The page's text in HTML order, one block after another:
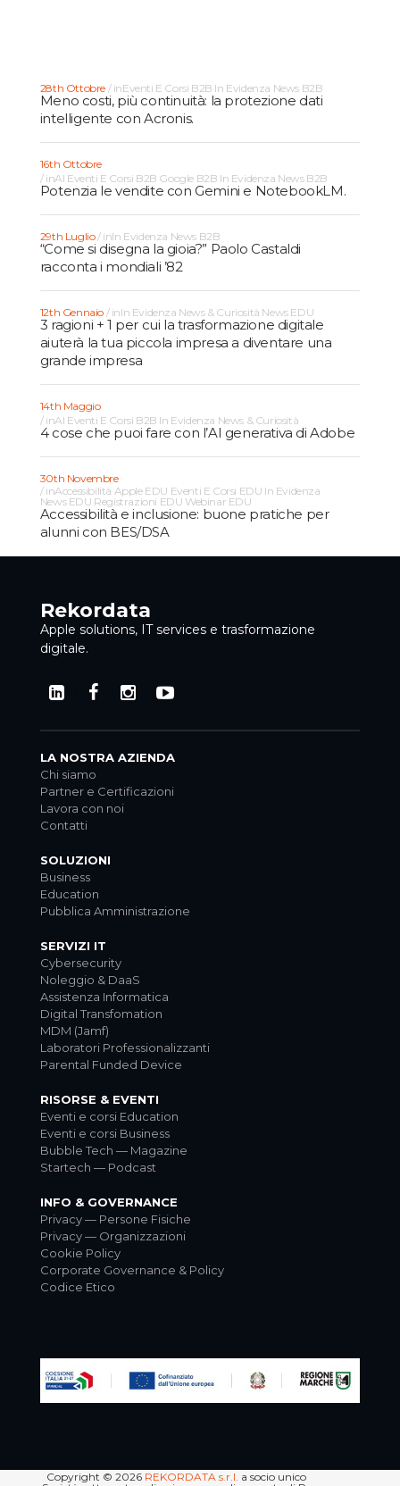
28th Ottobre inEventi E Corsi B2B In Evidenza News B2B
Meno costi, più continuità: la protezione dati
intelligente con Acronis.
16th Ottobre
inAI Eventi E Corsi B2B Google B2B In Evidenza News B2B
Potenzia le vendite con Gemini e NotebookLM.
29th Luglio inIn Evidenza News B2B
“Come si disegna la gioia?” Paolo Castaldi
racconta i mondiali ’82
12th Gennaio inIn Evidenza News & Curiosità News EDU
3 ragioni + 1 per cui la trasformazione digitale
aiuterà la tua piccola impresa a diventare una
grande impresa
14th Maggio
inAI Eventi E Corsi B2B In Evidenza News & Curiosità
4 cose che puoi fare con l’AI generativa di Adobe
30th Novembre
inAccessibilità Apple EDU Eventi E Corsi EDU In Evidenza
News EDU Registrazioni EDU Webinar EDU
Accessibilità e inclusione: buone pratiche per
alunni con BES/DSA
Rekordata
Apple solutions, IT services e trasformazione
digitale.
LA NOSTRA AZIENDA
Chi siamo
Partner e Certificazioni
Lavora con noi
Contatti
SOLUZIONI
Business
Education
Pubblica Amministrazione
SERVIZI IT
Cybersecurity
Noleggio & DaaS
Assistenza Informatica
Digital Transfomation
MDM (Jamf)
Laboratori Professionalizzanti
Parental Funded Device
RISORSE & EVENTI
Eventi e corsi Education
Eventi e corsi Business
Bubble Tech — Magazine
Startech — Podcast
INFO & GOVERNANCE
Privacy — Persone Fisiche
Privacy — Organizzazioni
Cookie Policy
Corporate Governance & Policy
Codice Etico
Copyright © 2026 REKORDATA s.r.l. a socio unico